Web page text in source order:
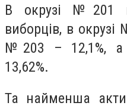
В окрузі №201
виборців, в окрузі
№203 – 12,1%, а
13,62%.
Та найменша